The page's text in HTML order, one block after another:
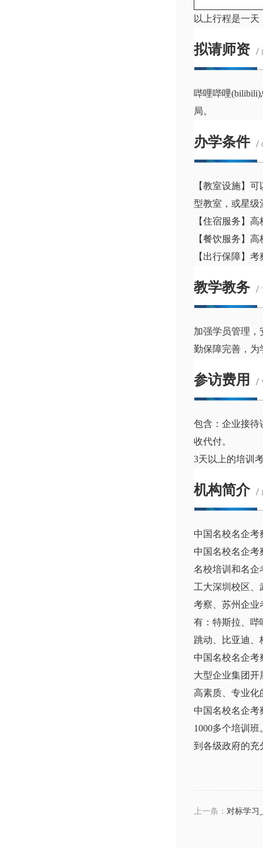
以上行程是一
拟请师资 /
哔哩哔哩
局。
办学条件 /
【教室设施】
型教室，或星级
【住宿服务】
【餐饮服务】
【出行保障】
教学教务 /
加强学员管理，
勤保障完善，为
参访费用 /
包含：企业接待
收代付。
3天以上的培训
机构简介 /
中国名校名企考
中国名校名企
名校培训和名企
工大深圳校区
考察、苏州企业
有：特斯拉、哔
跳动、比亚迪、
中国名校名企
大型企业集团
高素质、专业化
中国名校名企考
1000多个培训
到各级政府的充
上一条： 对标学习